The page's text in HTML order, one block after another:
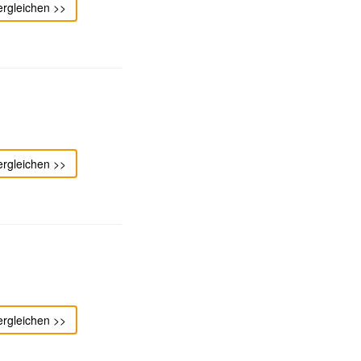
>>
>>
>>